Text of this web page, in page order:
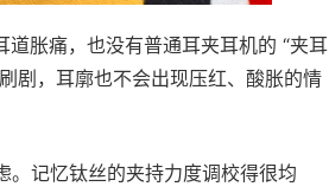
胀痛，也没有普通耳夹耳机的 “夹耳
剧，耳廓也不会出现压红、酸胀的情
。记忆钛丝的夹持力度调校得很均